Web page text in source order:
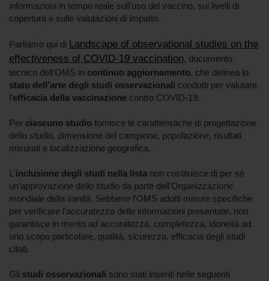
informazioni in tempo reale sull'uso del vaccino, sui livelli di
copertura e sulle valutazioni di impatto.
Parliamo qui di Landscape of observational studies on the
effectiveness of COVID-19 vaccination, documento
tecnico dell’OMS in continuo aggiornamento, che delinea lo
stato dell’arte degli studi osservazionali condotti per valutare
l'efficacia della vaccinazione contro COVID-19.
Per ciascuno studio fornisce le caratteristiche di progettazione
dello studio, dimensione del campione, popolazione, risultati
misurati e localizzazione geografica.
L'inclusione degli studi nella lista non costituisce di per sé
un’approvazione dello studio da parte dell'Organizzazione
mondiale della sanità. Sebbene l'OMS adotti misure specifiche
per verificare l'accuratezza delle informazioni presentate, non
garantisce in merito ad accuratezza, completezza, idoneità ad
uno scopo particolare, qualità, sicurezza, efficacia degli studi
citati.
Gli studi osservazionali sono stati inseriti nelle seguenti